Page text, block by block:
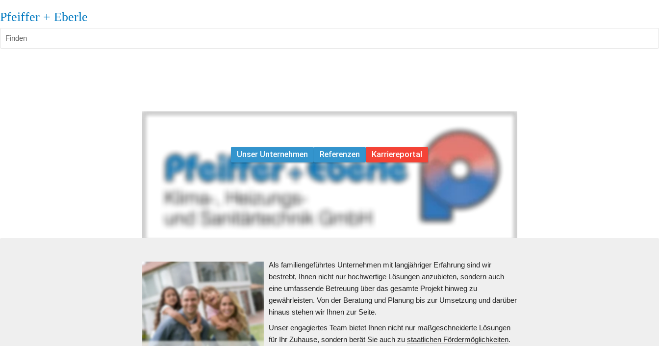
Pfeiffer + Eberle
Finden
Unser Unternehmen Referenzen Karriereportal
Als familiengeführtes Unternehmen mit langjähriger Erfahrung sind wir
bestrebt, Ihnen nicht nur hochwertige Lösungen anzubieten, sondern auch
eine umfassende Betreuung über das gesamte Projekt hinweg zu
gewährleisten. Von der Beratung und Planung bis zur Umsetzung und darüber
hinaus stehen wir Ihnen zur Seite.
Unser engagiertes Team bietet Ihnen nicht nur maßgeschneiderte Lösungen
für Ihr Zuhause, sondern berät Sie auch zu staatlichen Fördermöglichkeiten.